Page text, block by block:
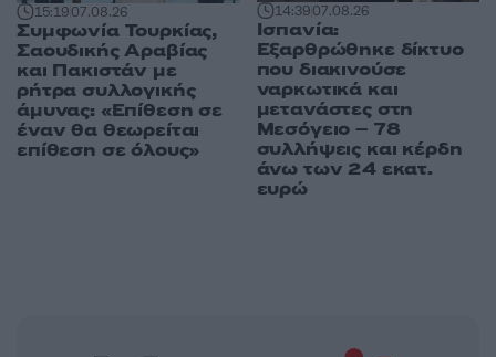
15:1907.08.26
Συμφωνία Τουρκίας,
Σαουδικής Αραβίας
και Πακιστάν με
ρήτρα συλλογικής
άμυνας: «Επίθεση σε
έναν θα θεωρείται
επίθεση σε όλους»
14:3907.08.26
Ισπανία:
Εξαρθρώθηκε δίκτυο
που διακινούσε
ναρκωτικά και
μετανάστες στη
Μεσόγειο – 78
συλλήψεις και κέρδη
άνω των 24 εκατ.
ευρώ